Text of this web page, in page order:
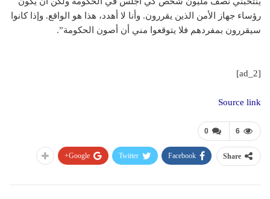
رؤساء جهاز الأمن الذين يقررون. وأنا لا أهدد، هذا هو الواقع. وإذا كانوا
سيقررون بمفردهم فلا يتوقعوا مني أن أصون الحكومة”.
[ad_2]
Source link
0 6
Share
Facebook
Twitter
Google+